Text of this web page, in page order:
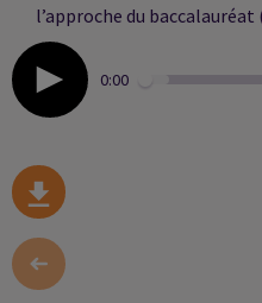
l’approche du baccalauréat
0:00